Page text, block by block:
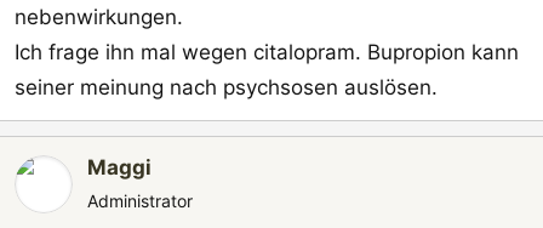
nebenwirkungen.
Ich frage ihn mal wegen citalopram. Bupropion kann
seiner meinung nach psychsosen auslösen.
Maggi
Administrator